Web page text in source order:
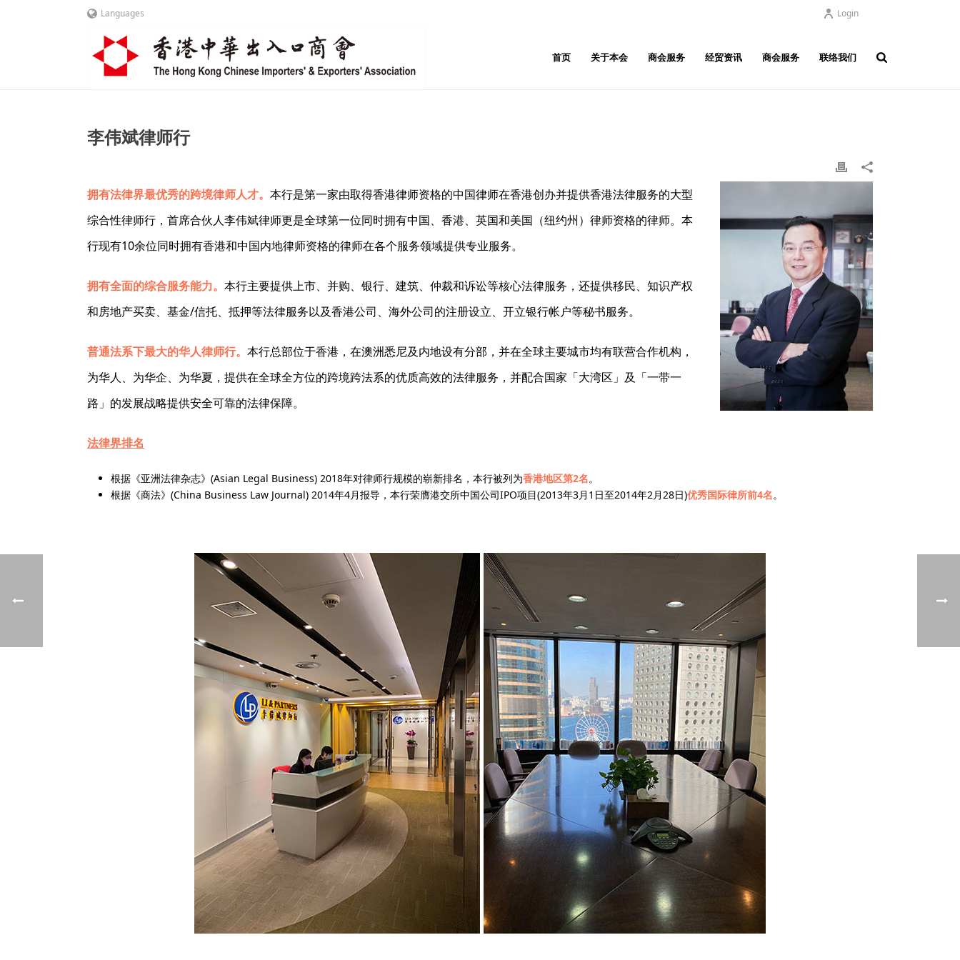
Languages Login
首页 关于本会 商会服务 经贸资讯 商会服务 联络我们
李伟斌律师行
拥有法律界最优秀的跨境律师人才。 本行是第一家由取得香港律师资格的中国律师在香港创办并提供香港法律服务的大型
综合性律师行，首席合伙人李伟斌律师更是全球第一位同时拥有中国、香港、英国和美国（纽约州）律师资格的律师。本
行现有10余位同时拥有香港和中国内地律师资格的律师在各个服务领域提供专业服务。
拥有全面的综合服务能力。 本行主要提供上市、并购、银行、建筑、仲裁和诉讼等核心法律服务，还提供移民、知识产权
和房地产买卖、基金/信托、抵押等法律服务以及香港公司、海外公司的注册设立、开立银行帐户等秘书服务。
普通法系下最大的华人律师行。 本行总部位于香港，在澳洲悉尼及内地设有分部，并在全球主要城市均有联营合作机构，
为华人、为华企、为华夏，提供在全球全方位的跨境跨法系的优质高效的法律服务，并配合国家「大湾区」及「一带一
路」的发展战略提供安全可靠的法律保障。
法律界排名
根据《亚洲法律杂志》(Asian Legal Business) 2018年对律师行规模的崭新排名，本行被列为香港地区第2名。
根据《商法》(China Business Law Journal) 2014年4月报导，本行荣膺港交所中国公司IPO项目(2013年3月1日至2014年2月28日)优秀国际律所前4名。